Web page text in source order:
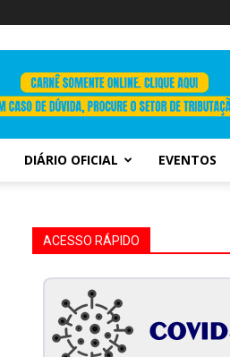
DIÁRIO OFICIAL EVENTOS
ACESSO RÁPIDO